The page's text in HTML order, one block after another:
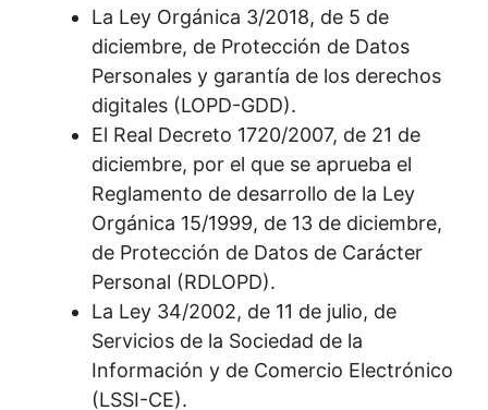
La Ley Orgánica 3/2018, de 5 de
diciembre, de Protección de Datos
Personales y garantía de los derechos
digitales (LOPD-GDD).
El Real Decreto 1720/2007, de 21 de
diciembre, por el que se aprueba el
Reglamento de desarrollo de la Ley
Orgánica 15/1999, de 13 de diciembre,
de Protección de Datos de Carácter
Personal (RDLOPD).
La Ley 34/2002, de 11 de julio, de
Servicios de la Sociedad de la
Información y de Comercio Electrónico
(LSSI-CE).